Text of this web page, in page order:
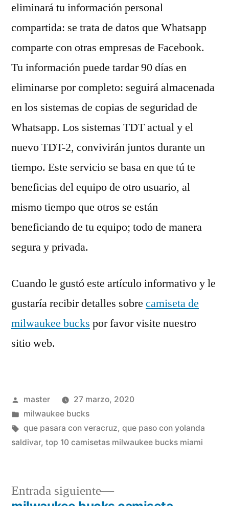
eliminará tu información personal
compartida: se trata de datos que Whatsapp
comparte con otras empresas de Facebook.
Tu información puede tardar 90 días en
eliminarse por completo: seguirá almacenada
en los sistemas de copias de seguridad de
Whatsapp. Los sistemas TDT actual y el
nuevo TDT-2, convivirán juntos durante un
tiempo. Este servicio se basa en que tú te
beneficias del equipo de otro usuario, al
mismo tiempo que otros se están
beneficiando de tu equipo; todo de manera
segura y privada.
Cuando le gustó este artículo informativo y le
gustaría recibir detalles sobre camiseta de
milwaukee bucks por favor visite nuestro
sitio web.
Publicado
por
master
27 marzo, 2020
Publicado
en
milwaukee bucks
Etiquetas:
que pasara con veracruz, que paso con yolanda
saldivar, top 10 camisetas milwaukee bucks miami
Entrada siguiente
Entrada